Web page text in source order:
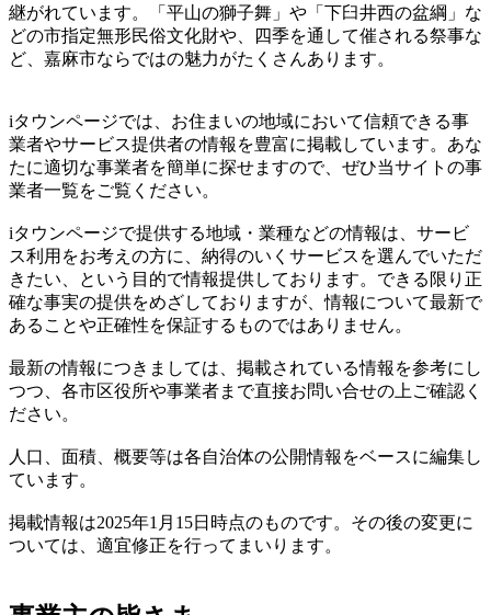
継がれています。「平山の獅子舞」や「下臼井西の盆綱」な
どの市指定無形民俗文化財や、四季を通して催される祭事な
ど、嘉麻市ならではの魅力がたくさんあります。
iタウンページでは、お住まいの地域において信頼できる事
業者やサービス提供者の情報を豊富に掲載しています。あな
たに適切な事業者を簡単に探せますので、ぜひ当サイトの事
業者一覧をご覧ください。
iタウンページで提供する地域・業種などの情報は、サービ
ス利用をお考えの方に、納得のいくサービスを選んでいただ
きたい、という目的で情報提供しております。できる限り正
確な事実の提供をめざしておりますが、情報について最新で
あることや正確性を保証するものではありません。
最新の情報につきましては、掲載されている情報を参考にし
つつ、各市区役所や事業者まで直接お問い合せの上ご確認く
ださい。
人口、面積、概要等は各自治体の公開情報をベースに編集し
ています。
掲載情報は2025年1月15日時点のものです。その後の変更に
ついては、適宜修正を行ってまいります。